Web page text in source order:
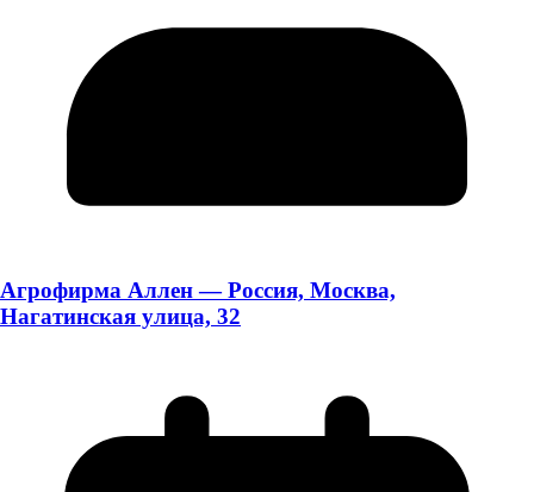
Агрофирма Аллен — Россия, Москва,
Нагатинская улица, 32